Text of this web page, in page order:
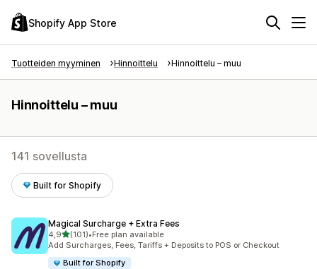
Shopify App Store
Tuotteiden myyminen Hinnoittelu Hinnoittelu – muu
Hinnoittelu – muu
141 sovellusta
Built for Shopify
Magical Surcharge + Extra Fees
4,9/ 5 tähteä
(101)
101 arvostelua yhteensä
•Free plan available
Add Surcharges, Fees, Tariffs + Deposits to POS or Checkout
Built for Shopify